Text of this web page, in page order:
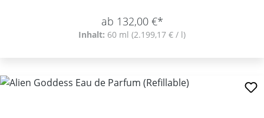
ab 132,00 €*
Inhalt: 60 ml (2.199,17 € / l)